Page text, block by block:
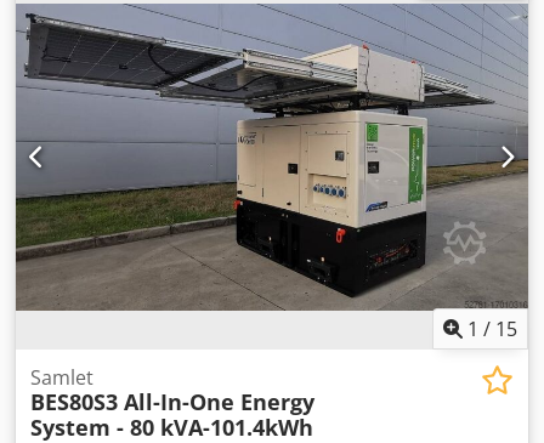
1 / 15
Samlet
BES80S3 All-In-One Energy
System - 80 kVA-101.4kWh